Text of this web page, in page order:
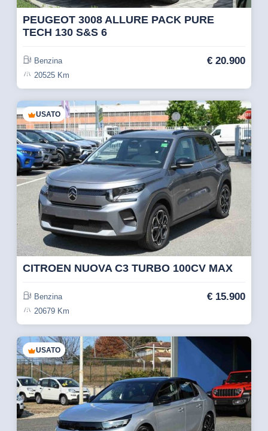
PEUGEOT 3008 ALLURE PACK PURE
TECH 130 S&S 6
Benzina
20525 Km
€ 20.900
USATO
CITROEN NUOVA C3 TURBO 100CV MAX
Benzina
20679 Km
€ 15.900
USATO